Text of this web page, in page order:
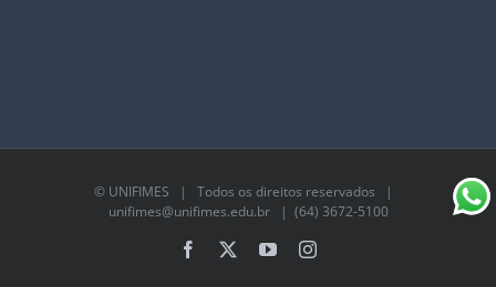
© UNIFIMES | Todos os direitos reservados |
unifimes@unifimes.edu.br| (64) 3672-5100
Facebook YouTubeInstagram